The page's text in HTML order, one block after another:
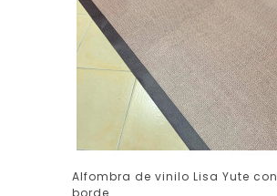
Alfombra de vinilo Lisa Yute con
borde